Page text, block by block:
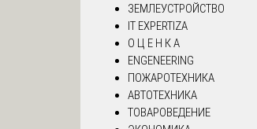
ЗЕМЛЕУСТРОЙСТВО
IT EXPERTIZA
О Ц Е Н К А
ENGENEERING
ПОЖАРОТЕХНИКА
АВТОТЕХНИКА
ТОВАРОВЕДЕНИЕ